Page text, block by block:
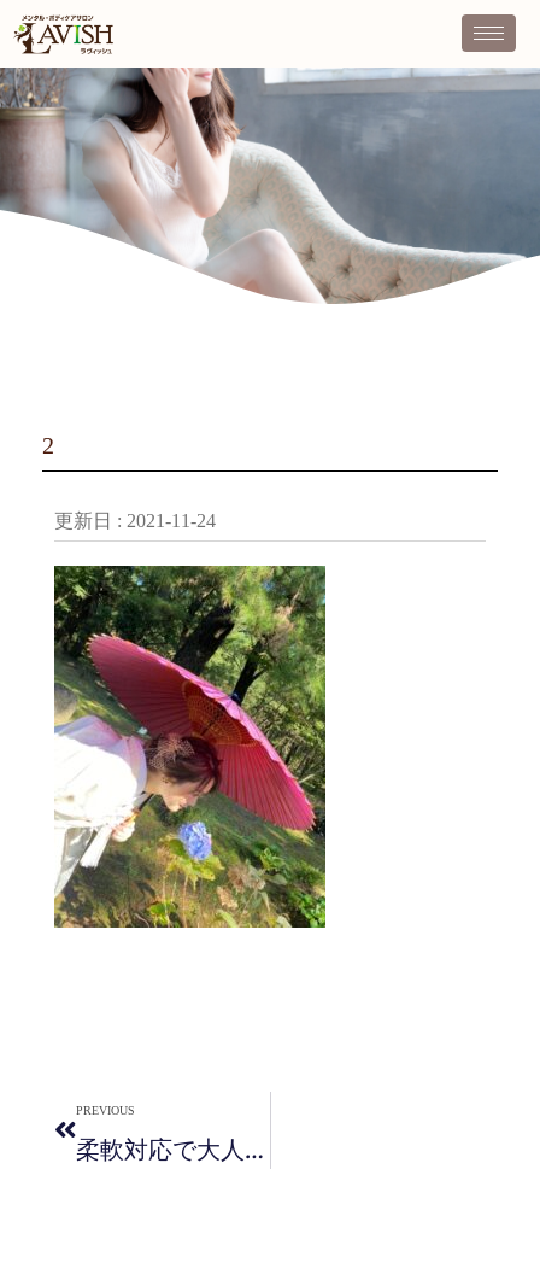
2
更新日 : 2021-11-24
PREVIOUS
柔軟対応で大人気☆LAVISHのブライダルエステ